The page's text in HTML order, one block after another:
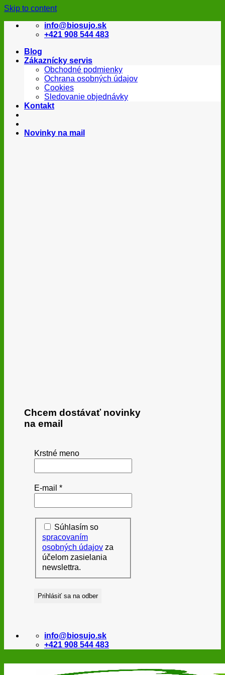
Skip to content
info@biosujo.sk
+421 908 544 483
Blog
Zákaznícky servis
Obchodné podmienky
Ochrana osobných údajov
Cookies
Sledovanie objednávky
Kontakt
Novinky na mail
Chcem dostávať novinky
na email
Krstné meno
E-mail *
Súhlasím so
spracovaním
osobných údajov za
účelom zasielania
newslettra.
info@biosujo.sk
+421 908 544 483